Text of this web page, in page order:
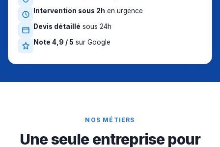
Intervention sous 2h en urgence
Devis détaillé sous 24h
Note 4,9 / 5 sur Google
NOS MÉTIERS
Une seule entreprise pour